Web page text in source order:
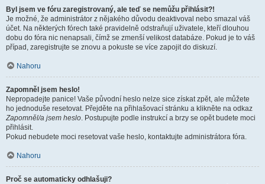
Byl jsem ve fóru zaregistrovaný, ale teď se nemůžu přihlásit?!
Je možné, že administrátor z nějakého důvodu deaktivoval nebo smazal váš
účet. Na některých fórech také pravidelně odstraňují uživatele, kteří dlouhou
dobu do fóra nic nenapsali, čímž se zmenší velikost databáze. Pokud je to váš
případ, zaregistrujte se znovu a pokuste se více zapojit do diskuzí.
Nahoru
Zapomněl jsem heslo!
Nepropadejte panice! Vaše původní heslo nelze sice získat zpět, ale můžete
ho jednoduše resetovat. Přejděte na přihlašovací stránku a klikněte na odkaz
Zapomněl/a jsem heslo. Postupujte podle instrukcí a brzy se opět budete moci
přihlásit.
Pokud nebudete moci resetovat vaše heslo, kontaktujte administrátora fóra.
Nahoru
Proč se automaticky odhlašuji?